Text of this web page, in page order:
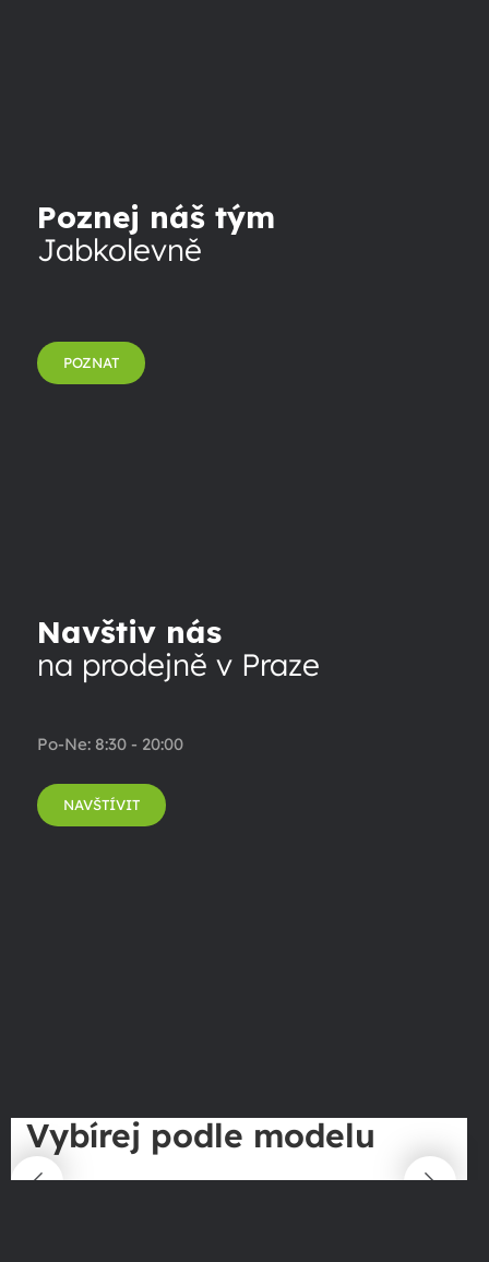
Poznej náš tým
Jabkolevně
POZNAT
Navštiv nás
na prodejně v Praze
Po-Ne: 8:30 - 20:00
NAVŠTÍVIT
Vybírej podle modelu